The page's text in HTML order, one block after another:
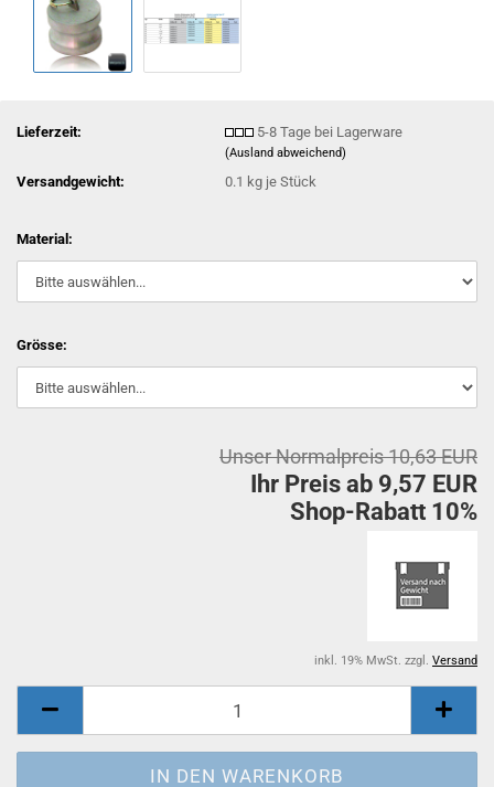
Lieferzeit: 5-8 Tage bei Lagerware
(Ausland abweichend)
Versandgewicht: 0.1 kg je Stück
Material:
Grösse:
Unser Normalpreis 10,63 EUR
Ihr Preis ab 9,57 EUR
Shop-Rabatt 10%
inkl. 19% MwSt. zzgl. Versand